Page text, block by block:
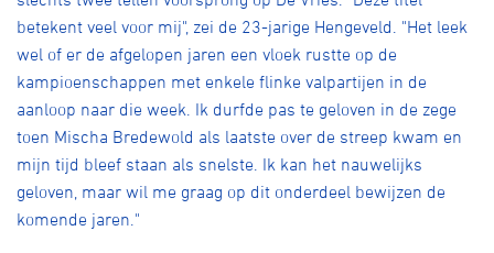
betekent veel voor mij", zei de 23-jarige Hengeveld. "Het leek
wel of er de afgelopen jaren een vloek rustte op de
kampioenschappen met enkele flinke valpartijen in de
aanloop naar die week. Ik durfde pas te geloven in de zege
toen Mischa Bredewold als laatste over de streep kwam en
mijn tijd bleef staan als snelste. Ik kan het nauwelijks
geloven, maar wil me graag op dit onderdeel bewijzen de
komende jaren."